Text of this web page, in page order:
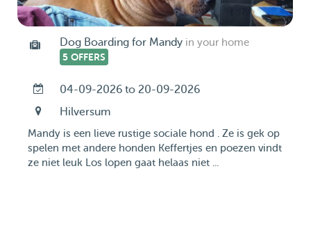
Dog Boarding for Mandy in your home
5 OFFERS
04-09-2026 to 20-09-2026
Hilversum
Mandy is een lieve rustige sociale hond . Ze is gek op
spelen met andere honden Keffertjes en poezen vindt
ze niet leuk Los lopen gaat helaas niet ...